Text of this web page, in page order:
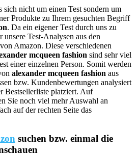
nicht um einen Test sondern um
Produkte zu Ihrem gesuchten Begriff
. Da ein eigener Test durch uns zu
Test-Analysen aus den
Amazon. Diese verschiedenen
mcqueen fashion sind sehr viel
einer einzelnen Person. Somit werden
alexander mcqueen fashion aus
bzw. Kundenbewertungen analysiert
Bestsellerliste platziert. Auf
Sie noch viel mehr Auswahl an
auf der rechten Seite das
suchen bzw. einmal die